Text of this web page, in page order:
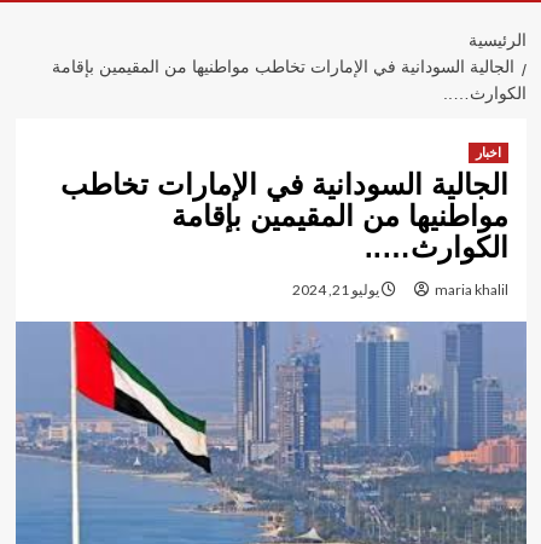
الرئيسية
الجالية السودانية في الإمارات تخاطب مواطنيها من المقيمين بإقامة
الكوارث…..
اخبار
الجالية السودانية في الإمارات تخاطب
مواطنيها من المقيمين بإقامة
الكوارث…..
maria khalil يوليو 21, 2024